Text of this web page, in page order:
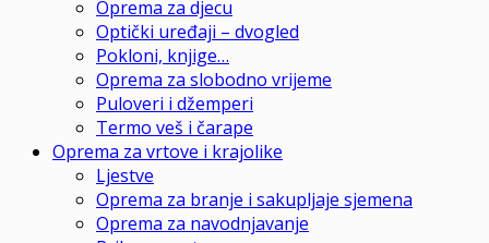
Oprema za djecu
Optički uređaji – dvogled
Pokloni, knjige…
Oprema za slobodno vrijeme
Puloveri i džemperi
Termo veš i čarape
Oprema za vrtove i krajolike
Ljestve
Oprema za branje i sakupljaje sjemena
Oprema za navodnjavanje